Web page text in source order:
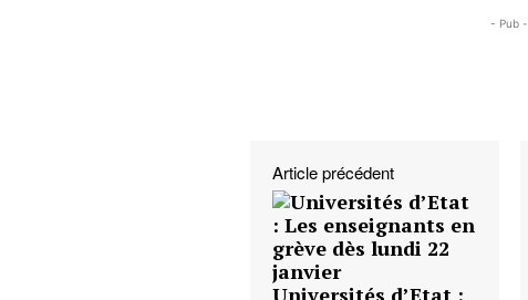
- Pub -
Article précédent